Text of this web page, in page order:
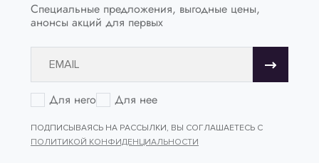
Специальные предложения, выгодные цены,
анонсы акций для первых
Для него Для нее
ПОДПИСЫВАЯСЬ НА РАССЫЛКИ, ВЫ СОГЛАШАЕТЕСЬ С
ПОЛИТИКОЙ КОНФИДЕНЦИАЛЬНОСТИ